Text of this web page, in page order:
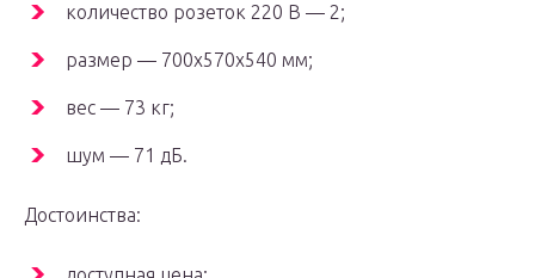
количество розеток 220 В — 2;
размер — 700x570x540 мм;
вес — 73 кг;
шум — 71 дБ.
Достоинства: